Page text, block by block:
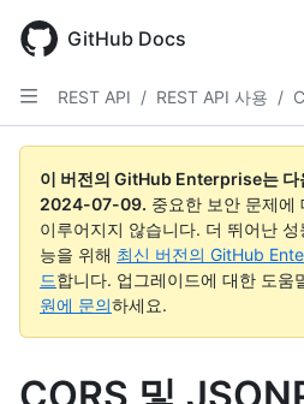
main
content
GitHub Docs
REST API / REST API 사용 /
이 버전의 GitHub Enterprise는 다
2024-07-09. 중요한 보안 문제에
이루어지지 않습니다. 더 뛰어난
능을 위해 최신 버전의 GitHub
드합니다. 업그레이드에 대한 도움
원에 문의하세요.